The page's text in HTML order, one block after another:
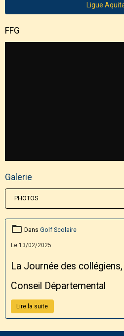
Ligue
FFG
Galerie
PHOTOS
Dans Golf Scolaire
Le 13/02/2025
La Journée des
Conseil Départemental
Lire la suite